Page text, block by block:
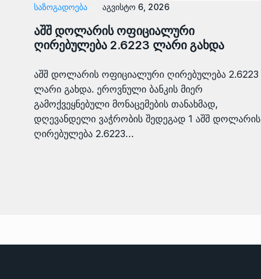
ᲡᲐᲖᲝᲒᲐᲓᲝᲔᲑᲐ აგვისტო 6, 2026
აშშ დოლარის ოფიციალური
ღირებულება 2.6223 ლარი გახდა
აშშ დოლარის ოფიციალური ღირებულება 2.6223
ლარი გახდა. ეროვნული ბანკის მიერ
გამოქვეყნებული მონაცემების თანახმად,
დღევანდელი ვაჭრობის შედეგად 1 აშშ დოლარის
ღირებულება 2.6223…